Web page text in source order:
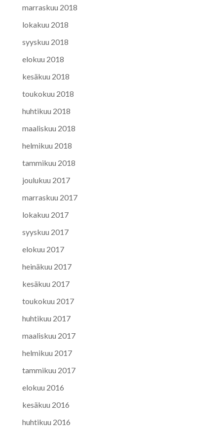
marraskuu 2018
lokakuu 2018
syyskuu 2018
elokuu 2018
kesäkuu 2018
toukokuu 2018
huhtikuu 2018
maaliskuu 2018
helmikuu 2018
tammikuu 2018
joulukuu 2017
marraskuu 2017
lokakuu 2017
syyskuu 2017
elokuu 2017
heinäkuu 2017
kesäkuu 2017
toukokuu 2017
huhtikuu 2017
maaliskuu 2017
helmikuu 2017
tammikuu 2017
elokuu 2016
kesäkuu 2016
huhtikuu 2016